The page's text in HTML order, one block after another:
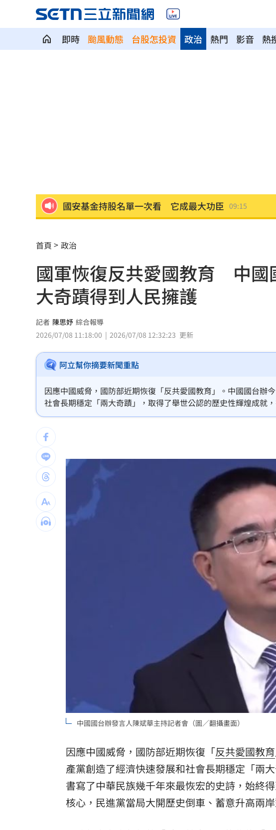
即時 颱風動態 台股怎投資 熱門 影音 熱
政治
香港玩具商急喊「永遠支持一中」 遭酸爆 09:31
國安基金持股名單一次看 它成最大功臣 09:15
「創意私房」陳老師偷拍！更一審改判輕刑
獨／雙親苦等近3年 遭殺資優兒有全名了 09:12
口腔癌友拔全牙 悔嘆：現在吃得像餿水
開盤／台積電跌20元壓盤 大盤摔近200點
幼幼台哥哥變博士藝人 李博翔情牽王欣晨
關公生日「2類人」不能拜！恐惹禍上身
突遭王宇婕取代 鄭仲茵本尊回應真實主因 09:04
關聖帝君生日快樂！關公最疼的3種人曝光 09:00
培若塔居中協調 化解索托與林多多年心結 08:58
台灣彩券開獎直播中
LIVE三立+24小時直播
市場到酒場料理！可果美蕃茄醬創無限可能
父親節送會拉筋的按摩椅 爸爸「筋歡喜」 18:00
油品食安事件引關注 挑選保健食品要注意 13:00
罕病博士彭士齊 輪椅上的生命覺醒！ 11:00
酷澎「爸氣父親節」國際官方品牌齊聚 11:00
首頁 政治
國軍恢復反共愛國教育 中國
大奇蹟得到人民擁護
記者 陳思妤 綜合報導
2026/07/08 11:18:00
2026/07/08 12:32:23 更新
阿立幫你摘要新聞重點
因應中國威脅，國防部近期恢復「反共愛國教育」。中國國台辦
社會長期穩定「兩大奇蹟」，取得了舉世公認的歷史性輝煌成就
民衷心的擁護和支持，是當代中國的領導核心，民進黨當局大開
中國國台辦發言人陳斌華主持記者會（圖／翻攝畫面）
因應中國威脅，國防部近期恢復「反共愛國教育
產黨創造了經濟快速發展和社會長期穩定「兩
書寫了中華民族幾千年來最恢宏的史詩，始終
核心，民進黨當局大開歷史倒車、蓄意升高兩岸